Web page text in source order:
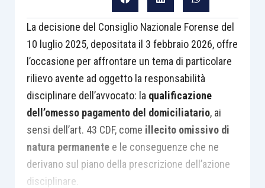
La decisione del Consiglio Nazionale Forense del
10 luglio 2025, depositata il 3 febbraio 2026, offre
l’occasione per affrontare un tema di particolare
rilievo avente ad oggetto la responsabilità
disciplinare dell’avvocato: la qualificazione
dell’omesso pagamento del domiciliatario, ai
sensi dell’art. 43 CDF, come illecito omissivo di
natura permanentee le conseguenze che ne
derivano sul piano della prescrizione dell’azione
disciplinare.